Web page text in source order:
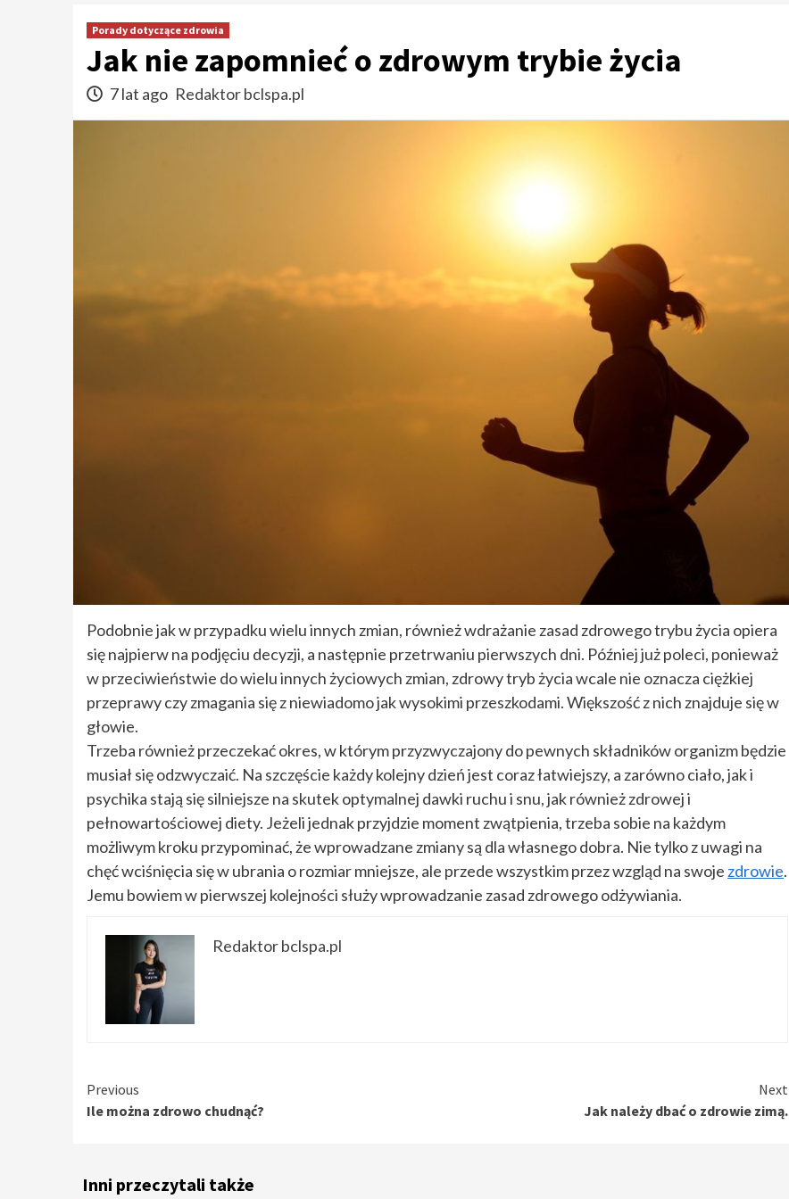
Porady dotyczące zdrowia
Jak nie zapomnieć o zdrowym trybie życia
7 lat ago Redaktor bclspa.pl
Podobnie jak w przypadku wielu innych zmian, również wdrażanie zasad zdrowego trybu życia opiera
się najpierw na podjęciu decyzji, a następnie przetrwaniu pierwszych dni. Później już poleci, ponieważ
w przeciwieństwie do wielu innych życiowych zmian, zdrowy tryb życia wcale nie oznacza ciężkiej
przeprawy czy zmagania się z niewiadomo jak wysokimi przeszkodami. Większość z nich znajduje się w
głowie.
Trzeba również przeczekać okres, w którym przyzwyczajony do pewnych składników organizm będzie
musiał się odzwyczaić. Na szczęście każdy kolejny dzień jest coraz łatwiejszy, a zarówno ciało, jak i
psychika stają się silniejsze na skutek optymalnej dawki ruchu i snu, jak również zdrowej i
pełnowartościowej diety. Jeżeli jednak przyjdzie moment zwątpienia, trzeba sobie na każdym
możliwym kroku przypominać, że wprowadzane zmiany są dla własnego dobra. Nie tylko z uwagi na
chęć wciśnięcia się w ubrania o rozmiar mniejsze, ale przede wszystkim przez wzgląd na swoje zdrowie.
Jemu bowiem w pierwszej kolejności służy wprowadzanie zasad zdrowego odżywiania.
Redaktor bclspa.pl
Continue
Reading
Previous
Ile można zdrowo chudnąć?
Next
Jak należy dbać o zdrowie zimą.
Inni przeczytali także